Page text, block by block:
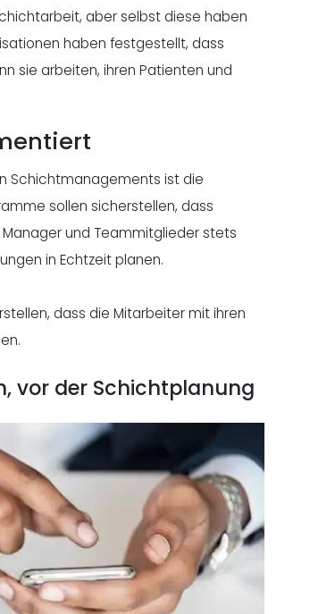
aber selbst diese haben
haben festgestellt, dass
sie arbeiten, ihren Patienten und
Schichtmanagements ist die
sollen sicherstellen, dass
und Teammitglieder stets
in Echtzeit planen.
dass die Mitarbeiter mit ihren
vor der Schichtplanung